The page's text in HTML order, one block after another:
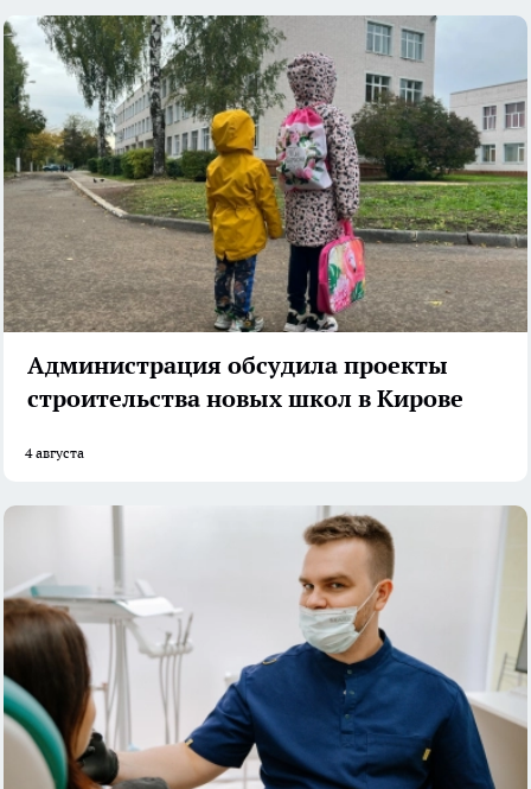
Администрация обсудила проекты
строительства новых школ в Кирове
4 августа